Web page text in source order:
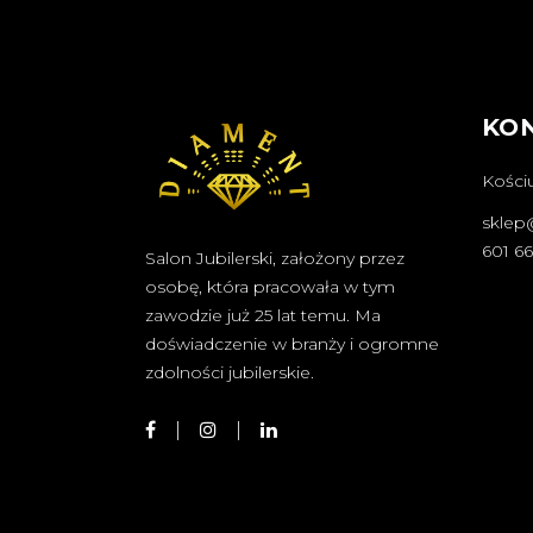
Salon Jubilerski, założony przez
osobę, która pracowała w tym
zawodzie już 25 lat temu. Ma
doświadczenie w branży i ogromne
zdolności jubilerskie.
601